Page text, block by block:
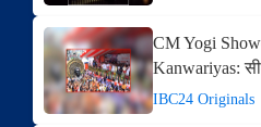
CM Yogi
Kanwariyas:
IBC24 Originals